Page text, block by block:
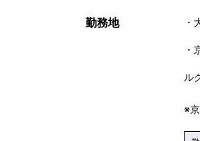
勤務地
ル
※